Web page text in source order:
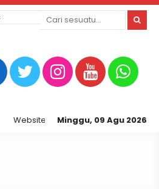
Minggu, 09 Agu 2026
Website Resmi Kepolisian Resor Tegal